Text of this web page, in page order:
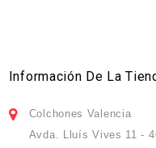
Información De La
Colchones Valencia
Avda. Lluís Vives 11 -